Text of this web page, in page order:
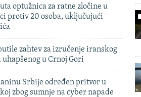
optužnica za ratne zločine u
protiv 20 osoba, uključujući
zahtev za izručenje iranskog
uhapšenog u Crnoj Gori
Srbije određen pritvor u
zbog sumnje na cyber napade